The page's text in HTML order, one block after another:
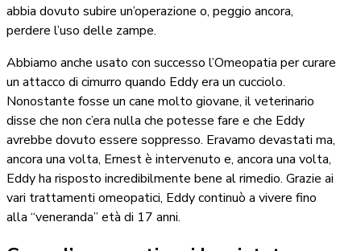
abbia dovuto subire un’operazione o, peggio ancora,
perdere l’uso delle zampe.
Abbiamo anche usato con successo l’Omeopatia per curare
un attacco di cimurro quando Eddy era un cucciolo.
Nonostante fosse un cane molto giovane, il veterinario
disse che non c’era nulla che potesse fare e che Eddy
avrebbe dovuto essere soppresso. Eravamo devastati ma,
ancora una volta, Ernest è intervenuto e, ancora una volta,
Eddy ha risposto incredibilmente bene al rimedio. Grazie ai
vari trattamenti omeopatici, Eddy continuò a vivere fino
alla “veneranda” età di 17 anni.